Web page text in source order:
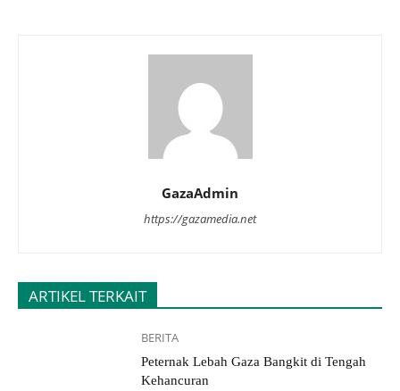
GazaAdmin
https://gazamedia.net
ARTIKEL TERKAIT
BERITA
Peternak Lebah Gaza Bangkit di Tengah
Kehancuran